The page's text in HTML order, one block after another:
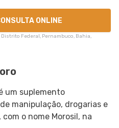
ONLINE
Federal, Pernambuco, Bahia,
um suplemento
manipulação, drogarias e
o nome Morosil, na